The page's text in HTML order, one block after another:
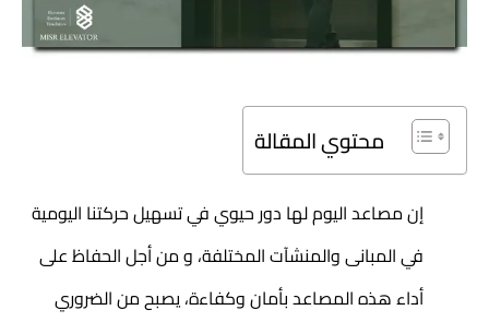
محتوي المقالة
إن مصاعد اليوم لها دور حيوي في تسهيل حركتنا اليومية
في المبانى والمنشآت المختلفة، و من أجل الحفاظ على
أداء هذه المصاعد بأمان وكفاءة، يصبح من الضروري